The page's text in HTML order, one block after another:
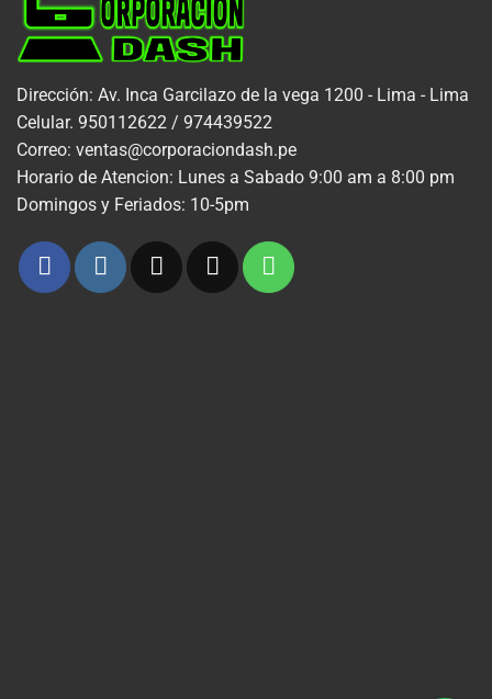
Dirección: Av. Inca Garcilazo de la vega 1200 - Lima - Lima
Celular. 950112622 / 974439522
Correo: ventas@corporaciondash.pe
Horario de Atencion: Lunes a Sabado 9:00 am a 8:00 pm
Domingos y Feriados: 10-5pm